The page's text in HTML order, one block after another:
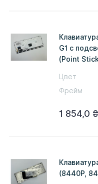
G1 с
(Point
Цвет
Фрейм
1 854,0 ₴
(8440P,